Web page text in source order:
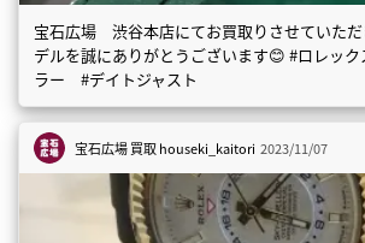
宝石広場 渋谷本店にてお買取りさせていただ
デルを誠にありがとうございます😊 #ロレッ
ラー #デイトジャスト
宝石広場 買取houseki_kaitori 2023/11/07